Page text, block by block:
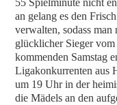
55 Spielminute nicht
an gelang es den
verwalten, sodass
glücklicher Sieger
kommenden Samstag
Ligakonkurrenten aus
um 19 Uhr in der
die Mädels an den